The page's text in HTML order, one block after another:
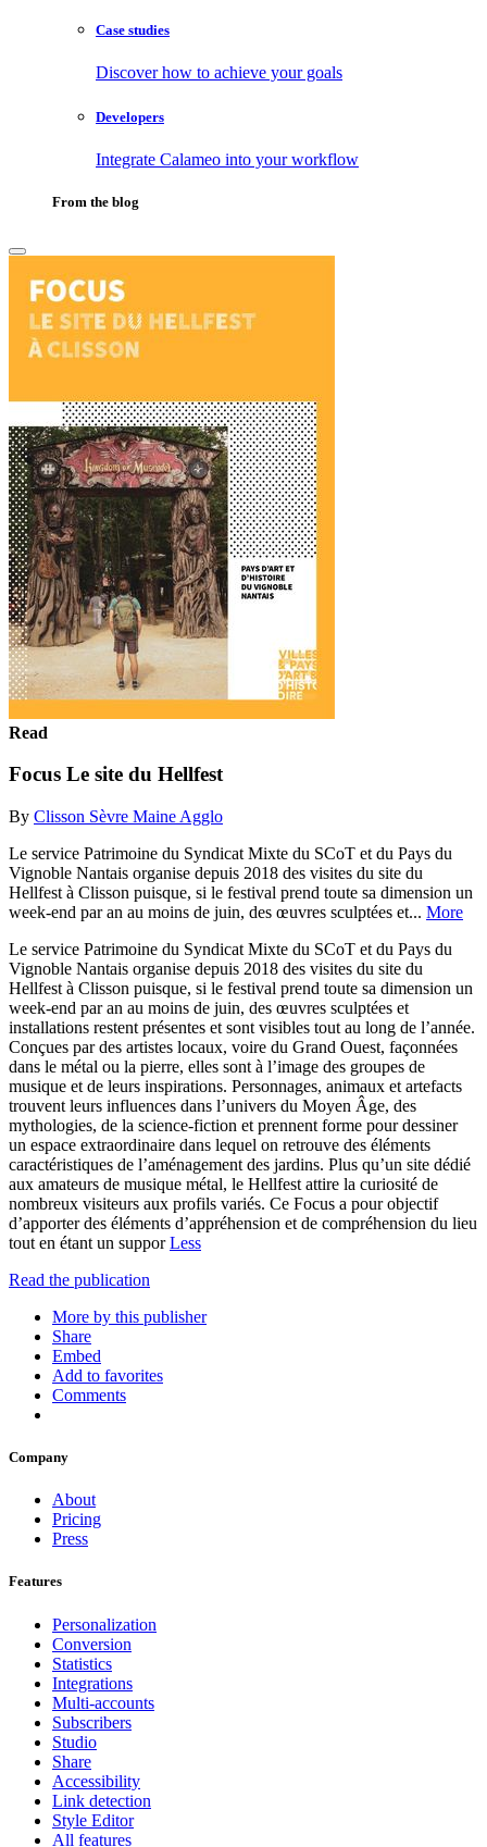
Case studies
Discover how to achieve your goals
Developers
Integrate Calameo into your workflow
From the blog
Read
Focus Le site du Hellfest
By Clisson Sèvre Maine Agglo
Le service Patrimoine du Syndicat Mixte du SCoT et du Pays du
Vignoble Nantais organise depuis 2018 des visites du site du
Hellfest à Clisson puisque, si le festival prend toute sa dimension un
week-end par an au moins de juin, des œuvres sculptées et... More
Le service Patrimoine du Syndicat Mixte du SCoT et du Pays du
Vignoble Nantais organise depuis 2018 des visites du site du
Hellfest à Clisson puisque, si le festival prend toute sa dimension un
week-end par an au moins de juin, des œuvres sculptées et
installations restent présentes et sont visibles tout au long de l’année.
Conçues par des artistes locaux, voire du Grand Ouest, façonnées
dans le métal ou la pierre, elles sont à l’image des groupes de
musique et de leurs inspirations. Personnages, animaux et artefacts
trouvent leurs influences dans l’univers du Moyen Âge, des
mythologies, de la science-fiction et prennent forme pour dessiner
un espace extraordinaire dans lequel on retrouve des éléments
caractéristiques de l’aménagement des jardins. Plus qu’un site dédié
aux amateurs de musique métal, le Hellfest attire la curiosité de
nombreux visiteurs aux profils variés. Ce Focus a pour objectif
d’apporter des éléments d’appréhension et de compréhension du lieu
tout en étant un supporLess
Read the publication
More by this publisher
Share
Embed
Add to favorites
Comments
Company
About
Pricing
Press
Features
Personalization
Conversion
Statistics
Integrations
Multi-accounts
Subscribers
Studio
Share
Accessibility
Link detection
Style Editor
All features